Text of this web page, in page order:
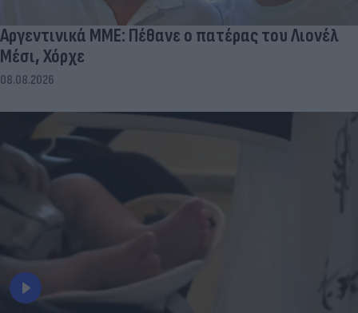
Αργεντινικά ΜΜΕ: Πέθανε ο πατέρας του Λιονέλ
Μέσι, Χόρχε
08.08.2026